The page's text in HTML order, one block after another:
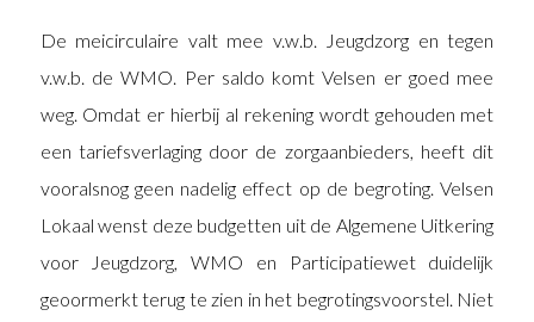
De meicirculaire valt mee v.w.b. Jeugdzorg en tegen
v.w.b. de WMO. Per saldo komt Velsen er goed mee
weg. Omdat er hierbij al rekening wordt gehouden met
een tariefsverlaging door de zorgaanbieders, heeft dit
vooralsnog geen nadelig effect op de begroting. Velsen
Lokaal wenst deze budgetten uit de Algemene Uitkering
voor Jeugdzorg, WMO en Participatiewet duidelijk
geoormerkt terug te zien in het begrotingsvoorstel. Niet